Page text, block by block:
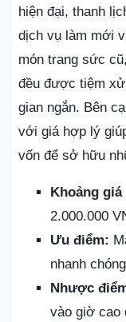
hiện đại, thanh
dịch vụ làm mới
món trang sức
đều được tiệm
gian ngắn. Bên
với giá hợp lý
vốn để sở hữu
Khoảng
2.000.000
Ưu điểm:
nhanh
Nhược
vào giờ cao